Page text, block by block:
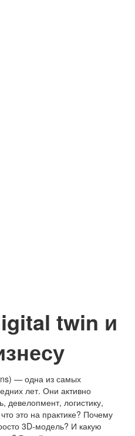
twin и
— одна из самых
лет. Они активно
девелопмент, логистику,
это на практике? Почему
3D-модель? И какую